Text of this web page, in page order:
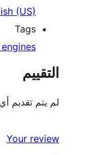
(US)
Tags
التقييم
لم يتم تقديم
Your review